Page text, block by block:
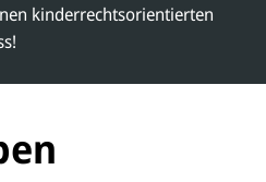
kinderrechtsorientierten